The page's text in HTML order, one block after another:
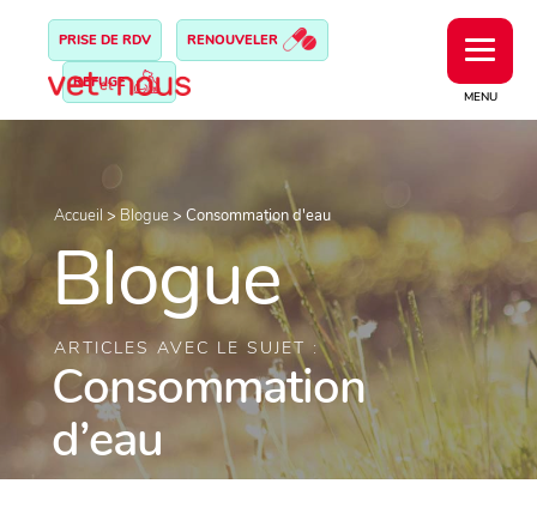
MENU
PRISE DE RDV RENOUVELER
REFUGE
Accueil > Blogue> Consommation d'eau
Blogue
ARTICLES AVEC LE SUJET :
Consommation
d’eau